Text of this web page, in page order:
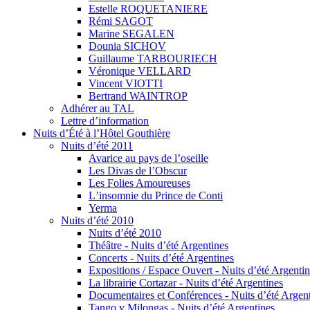
Estelle ROQUETANIERE
Rémi SAGOT
Marine SEGALEN
Dounia SICHOV
Guillaume TARBOURIECH
Véronique VELLARD
Vincent VIOTTI
Bertrand WAINTROP
Adhérer au TAL
Lettre d’information
Nuits d’Été à l’Hôtel Gouthière
Nuits d’été 2011
Avarice au pays de l’oseille
Les Divas de l’Obscur
Les Folies Amoureuses
Lʼinsomnie du Prince de Conti
Yerma
Nuits d’été 2010
Nuits d’été 2010
Théâtre - Nuits d’été Argentines
Concerts - Nuits d’été Argentines
Expositions / Espace Ouvert - Nuits d’été
La librairie Cortazar - Nuits d’été Argentines
Documentaires et Conférences - Nuits d’été
Tango y Milongas - Nuits d’été Argentines